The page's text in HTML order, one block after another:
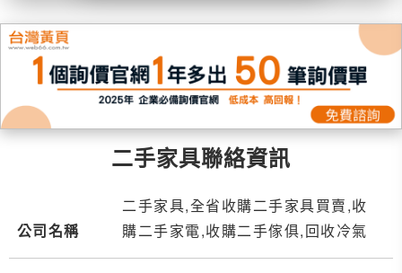
二手家具聯絡資訊
公司名稱
二手家具,全省收購二手家具買賣,收
購二手家電,收購二手傢俱,回收冷氣